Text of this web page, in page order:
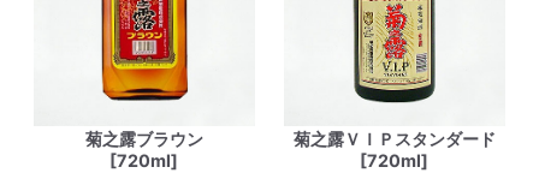
菊之露ブラウン
[720ml]
菊之露ＶＩＰスタンダード
[720ml]